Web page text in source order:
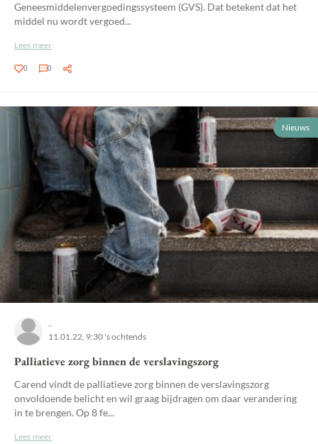
Geneesmiddelenvergoedingssysteem (GVS). Dat betekent dat het
middel nu wordt vergoed...
Lees meer
0 0
Nieuws
-
11.01.22, 9:30 's ochtends
Palliatieve zorg binnen de verslavingszorg
Carend vindt de palliatieve zorg binnen de verslavingszorg
onvoldoende belicht en wil graag bijdragen om daar verandering
in te brengen. Op 8 fe...
Lees meer